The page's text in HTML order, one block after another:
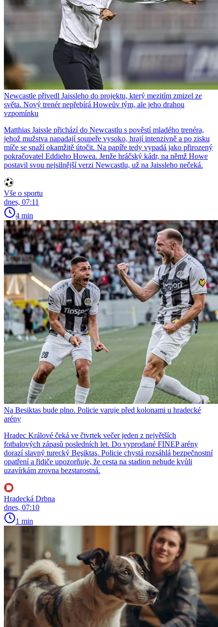
Newcastle přivedl Jaissleho do projektu, který mezitím zmizel ze
světa. Nový trenér nepřebírá Howeův tým, ale jeho drahou
vzpomínku
Matthias Jaissle přichází do Newcastlu s pověstí mladého trenéra,
jehož mužstva napadají soupeře vysoko, hrají intenzivně a po zisku
míče se snaží okamžitě útočit. Na papíře tedy vypadá jako přirozený
pokračovatel Eddieho Howea. Jenže hráčský kádr, na němž Howe
postavil svou nejsilnější verzi Newcastlu, už na Jaissleho nečeká.
Vše o sportu
dnes, 07:11
4 min
Na Besiktas bude plno. Policie varuje před kolonami u hradecké
arény
Hradec Králové čeká ve čtvrtek večer jeden z největších
fotbalových zápasů posledních let. Do vyprodané FINEP arény
dorazí slavný turecký Beşiktaş. Policie chystá rozsáhlá bezpečnostní
opatření a řidiče upozorňuje, že cesta na stadion nebude kvůli
uzavírkám zrovna bezstarostná.
Hradecká Drbna
dnes, 07:10
1 min